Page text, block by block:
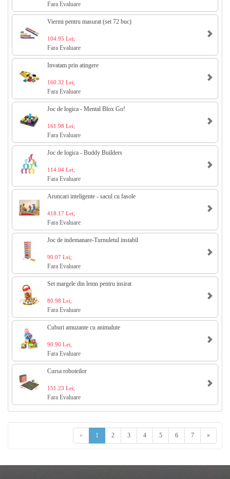
Fara Evaluare
Viermi pentru masurat (set 72 buc)
104.95 Lei;
Fara Evaluare
Invatam prin atingere
160.32 Lei;
Fara Evaluare
Joc de logica - Mental Blox Go!
161.98 Lei;
Fara Evaluare
Joc de logica - Buddy Builders
114.04 Lei;
Fara Evaluare
Aruncari inteligente - sacul cu fasole
418.17 Lei;
Fara Evaluare
Joc de indemanare-Turnuletul instabil
90.07 Lei;
Fara Evaluare
Set margele din lemn pentru insirat
80.98 Lei;
Fara Evaluare
Cuburi amuzante cu animalute
90.90 Lei;
Fara Evaluare
Cursa roboteilor
151.23 Lei;
Fara Evaluare
« 1 2 3 4 5 6 7 »